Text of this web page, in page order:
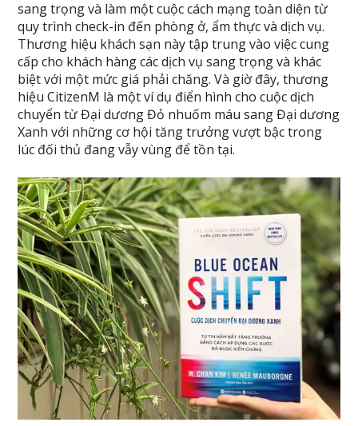
sang trọng và làm một cuộc cách mạng toàn diện từ
quy trình check-in đến phòng ở, ẩm thực và dịch vụ.
Thương hiệu khách sạn này tập trung vào việc cung
cấp cho khách hàng các dịch vụ sang trọng và khác
biệt với một mức giá phải chăng. Và giờ đây, thương
hiệu CitizenM là một ví dụ điển hình cho cuộc dịch
chuyển từ Đại dương Đỏ nhuốm máu sang Đại dương
Xanh với những cơ hội tăng trưởng vượt bậc trong
lúc đối thủ đang vẫy vùng để tồn tại.